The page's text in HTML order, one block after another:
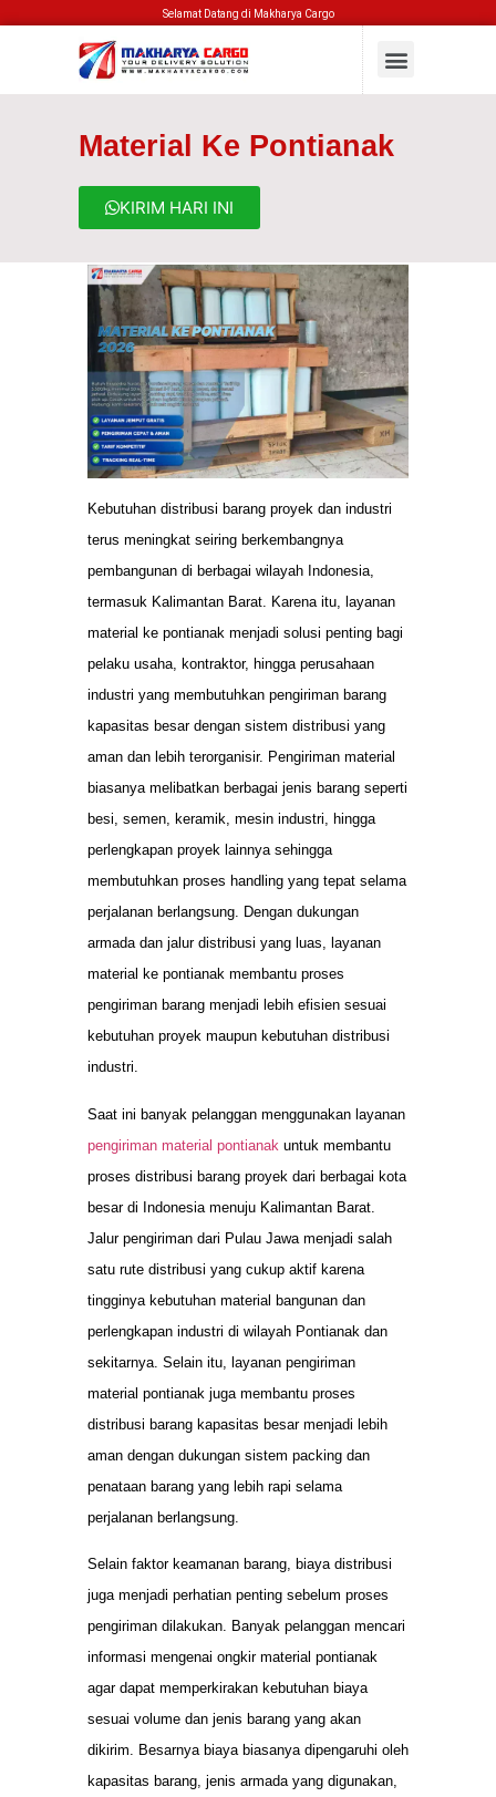
Selamat Datang di Makharya Cargo
Material Ke Pontianak
KIRIM HARI INI
Kebutuhan distribusi barang proyek dan industri
terus meningkat seiring berkembangnya
pembangunan di berbagai wilayah Indonesia,
termasuk Kalimantan Barat. Karena itu, layanan
material ke pontianak menjadi solusi penting bagi
pelaku usaha, kontraktor, hingga perusahaan
industri yang membutuhkan pengiriman barang
kapasitas besar dengan sistem distribusi yang
aman dan lebih terorganisir. Pengiriman material
biasanya melibatkan berbagai jenis barang seperti
besi, semen, keramik, mesin industri, hingga
perlengkapan proyek lainnya sehingga
membutuhkan proses handling yang tepat selama
perjalanan berlangsung. Dengan dukungan
armada dan jalur distribusi yang luas, layanan
material ke pontianak membantu proses
pengiriman barang menjadi lebih efisien sesuai
kebutuhan proyek maupun kebutuhan distribusi
industri.
Saat ini banyak pelanggan menggunakan layanan
pengiriman material pontianak untuk membantu
proses distribusi barang proyek dari berbagai kota
besar di Indonesia menuju Kalimantan Barat.
Jalur pengiriman dari Pulau Jawa menjadi salah
satu rute distribusi yang cukup aktif karena
tingginya kebutuhan material bangunan dan
perlengkapan industri di wilayah Pontianak dan
sekitarnya. Selain itu, layanan pengiriman
material pontianak juga membantu proses
distribusi barang kapasitas besar menjadi lebih
aman dengan dukungan sistem packing dan
penataan barang yang lebih rapi selama
perjalanan berlangsung.
Selain faktor keamanan barang, biaya distribusi
juga menjadi perhatian penting sebelum proses
pengiriman dilakukan. Banyak pelanggan mencari
informasi mengenai ongkir material pontianak
agar dapat memperkirakan kebutuhan biaya
sesuai volume dan jenis barang yang akan
dikirim. Besarnya biaya biasanya dipengaruhi oleh
kapasitas barang, jenis armada yang digunakan,